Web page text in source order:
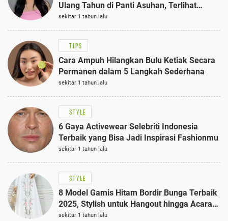
Ulang Tahun di Panti Asuhan, Terlihat
Anggun dengan Kaftan Cokelat
sekitar 1 tahun lalu
TIPS
Cara Ampuh Hilangkan Bulu Ketiak Secara
Permanen dalam 5 Langkah Sederhana
sekitar 1 tahun lalu
STYLE
6 Gaya Activewear Selebriti Indonesia
Terbaik yang Bisa Jadi Inspirasi Fashionmu
sekitar 1 tahun lalu
STYLE
8 Model Gamis Hitam Bordir Bunga Terbaik
2025, Stylish untuk Hangout hingga Acara
Semi-Formal
sekitar 1 tahun lalu